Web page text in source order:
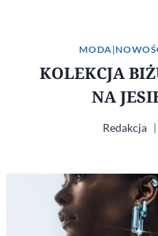
MODA|
KOLEKCJA
NA
Redakcja